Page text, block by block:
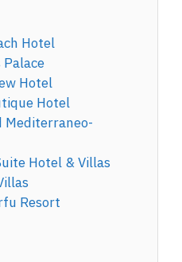
Hotel
Palace
Hotel
Hotel
Mediterraneo-
Hotel & Villas
Resort